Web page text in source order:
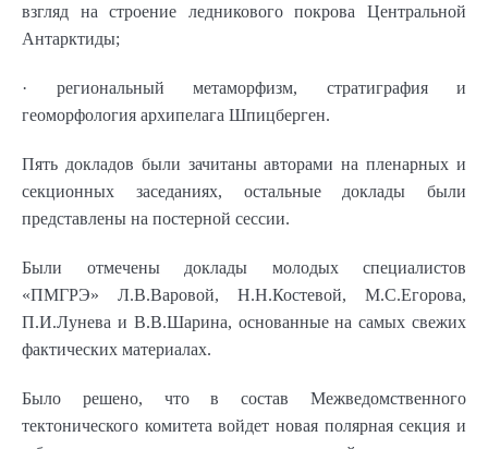
взгляд на строение ледникового покрова Центральной
Антарктиды;
· региональный метаморфизм, стратиграфия и
геоморфология архипелага Шпицберген.
Пять докладов были зачитаны авторами на пленарных и
секционных заседаниях, остальные доклады были
представлены на постерной сессии.
Были отмечены доклады молодых специалистов
«ПМГРЭ» Л.В.Варовой, Н.Н.Костевой, М.С.Егорова,
П.И.Лунева и В.В.Шарина, основанные на самых свежих
фактических материалах.
Было решено, что в состав Межведомственного
тектонического комитета войдет новая полярная секция и